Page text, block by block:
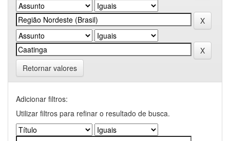
Retornar valores
Adicionar filtros:
Utilizar filtros para refinar o resultado de busca.